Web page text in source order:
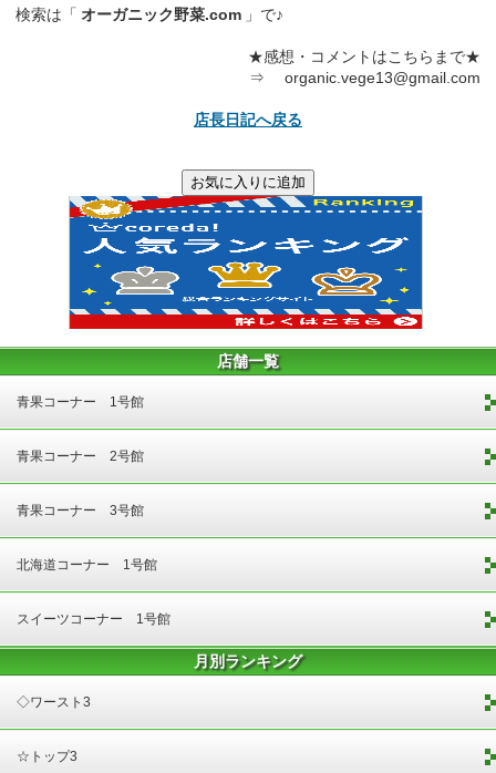
検索は「 オーガニック野菜.com 」で♪
★感想・コメントはこちらまで★
⇒ organic.vege13@gmail.com
店長日記へ戻る
店舗一覧
青果コーナー 1号館
青果コーナー 2号館
青果コーナー 3号館
北海道コーナー 1号館
スイーツコーナー 1号館
月別ランキング
◇ワースト3
☆トップ3